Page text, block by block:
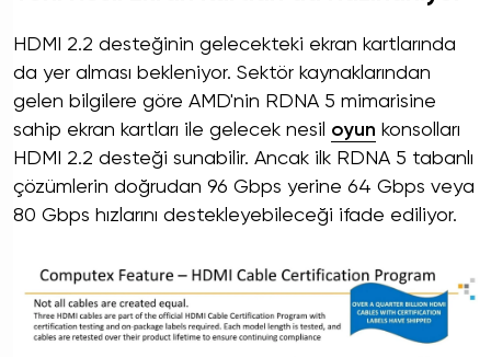
HDMI 2.2 desteğinin gelecekteki ekran kartlarında
da yer alması bekleniyor. Sektör kaynaklarından
gelen bilgilere göre AMD'nin RDNA 5 mimarisine
sahip ekran kartları ile gelecek nesil oyun konsolları
HDMI 2.2 desteği sunabilir. Ancak ilk RDNA 5 tabanlı
çözümlerin doğrudan 96 Gbps yerine 64 Gbps veya
80 Gbps hızlarını destekleyebileceği ifade ediliyor.